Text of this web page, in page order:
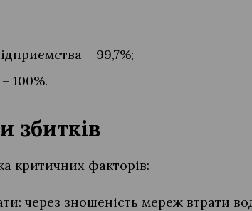
– 99,7%;
100%.
збитків
критичних факторів:
через зношеність мереж втрати